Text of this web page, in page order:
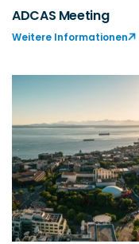
ADCAS Meeting
Weitere Informationen